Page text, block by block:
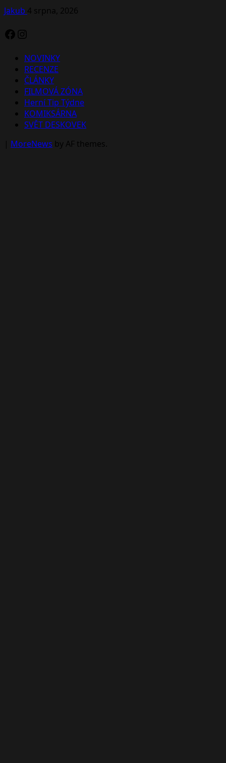
Jakub 4 srpna, 2026
Facebook
Instagram
NOVINKY
RECENZE
ČLÁNKY
FILMOVÁ ZÓNA
Herní Tip Týdne
KOMIKSÁRNA
SVĚT DESKOVEK
| MoreNews by AF themes.